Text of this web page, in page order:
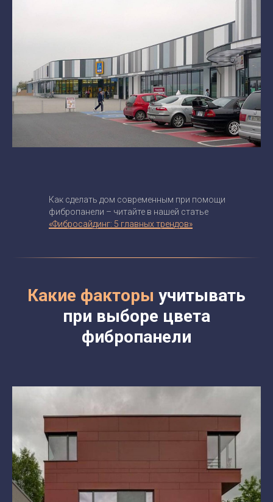
Как сделать дом современным при помощи
фибропанели – читайте в нашей статье
«Фибросайдинг: 5 главных трендов»
Какие факторы учитывать
при выборе цвета
фибропанели